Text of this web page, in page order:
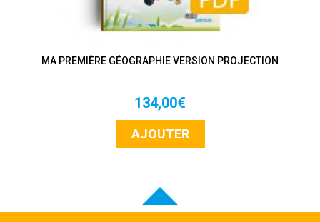
MA PREMIÈRE GÉOGRAPHIE VERSION PROJECTION
134,00€
AJOUTER